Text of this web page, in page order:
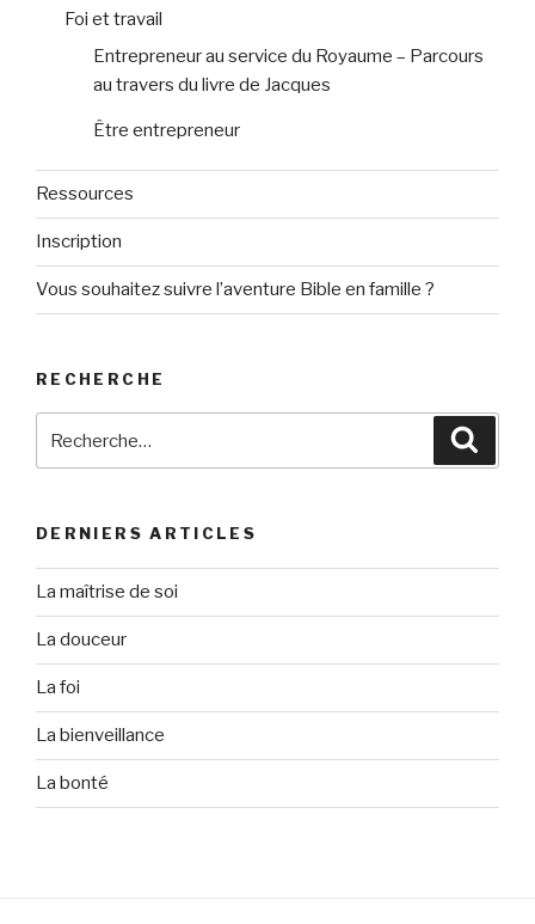
Foi et travail
Entrepreneur au service du Royaume – Parcours
au travers du livre de Jacques
Être entrepreneur
Ressources
Inscription
Vous souhaitez suivre l’aventure Bible en famille ?
RECHERCHE
pour
DERNIERS ARTICLES
La maîtrise de soi
La douceur
La foi
La bienveillance
La bonté